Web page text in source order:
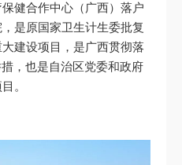
健合作中心（广西）落户
是原国家卫生计生委批复
建设项目，是广西贯彻落
，也是自治区党委和政府
。